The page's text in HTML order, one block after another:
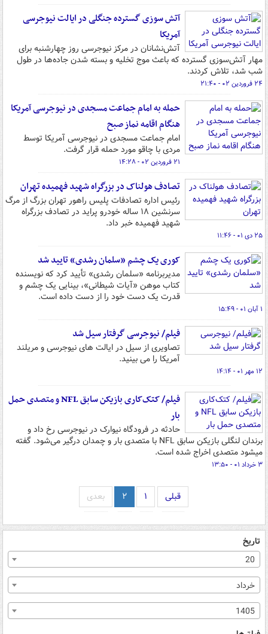
آتش سوزی گسترده جنگلی در ایالت نیوجرسی
آمریکا
آتش‌نشانان در مرکز نیوجرسی روز چهارشنبه برای
مهار آتش‌سوزی گسترده که باعث موج تخلیه و بسته شدن جاده‌ها در طول
شب شد، تلاش کردند.
۲۴ فروردین ۰۲ - ۲۱:۴۰
حمله به امام جماعت مسجدی در نیوجرسی آمریکا
هنگام اقامه نماز صبح
امام جماعت مسجدی در نیوجرسی آمریکا توسط
مردی با چاقو مورد حمله قرار گرفت.
۲۱ فروردین ۰۲ - ۱۴:۲۸
تصادف هولناک در بزرگراه شهید فهمیده تهران
رئیس اداره تصادفات پلیس راهور تهران بزرگ از مرگ
سرنشین ۱۸ ساله خودرو پراید در تصادف بزرگراه
شهید فهمیده خبر داد.
۲۵ دی ۰۱ - ۱۱:۴۶
کوری یک چشم «سلمان رشدی» تایید شد
مدیربرنامه «سلمان رشدی» تأیید کرد که نویسنده
کتاب موهن «آیات شیطانی»، بینایی یک چشم و
قدرت یک دست خود را از دست داده است.
۱ آبان ۰۱ - ۱۵:۴۹
فیلم/ نیوجرسی گرفتار سیل شد
تصاویری از سیل در ایالت های نیوجرسی و مریلند
آمریکا را می بینید.
۱۲ مهر ۰۱ - ۱۴:۱۴
فیلم/ کتک‌کاری بازیکن سابق NFL و متصدی حمل
بار
حادثه در فرودگاه نیوارک در نیوجرسی رخ داد و
برندان لنگلی بازیکن سابق NFL با متصدی بار و چمدان درگیر می‌شود. گفته
میشود متصدی اخراج شده است.
۳ خرداد ۰۱ - ۱۳:۵۰
قبلی ۱ ۲ بعدی
تاریخ
20
خرداد
1405